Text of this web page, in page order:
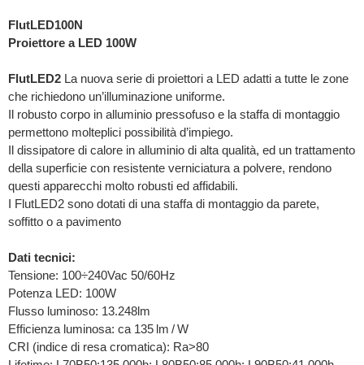
FlutLED100N
Proiettore a LED 100W
FlutLED2 La nuova serie di proiettori a LED adatti a tutte le zone
che richiedono un’illuminazione uniforme.
Il robusto corpo in alluminio pressofuso e la staffa di montaggio
permettono molteplici possibilità d’impiego.
Il dissipatore di calore in alluminio di alta qualità, ed un trattamento
della superficie con resistente verniciatura a polvere, rendono
questi apparecchi molto robusti ed affidabili.
I FlutLED2 sono dotati di una staffa di montaggio da parete,
soffitto o a pavimento
Dati tecnici:
Tensione: 100÷240Vac 50/60Hz
Potenza LED: 100W
Flusso luminoso: 13.248lm
Efficienza luminosa: ca 135 lm / W
CRI (indice di resa cromatica): Ra>80